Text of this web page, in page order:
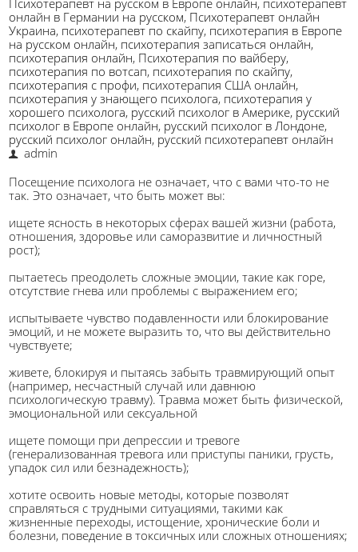
Психотерапевт на русском в Европе онлайн, психотерапевт
онлайн в Германии на русском, Психотерапевт онлайн
Украина, психотерапевт по скайпу, психотерапия в Европе
на русском онлайн, психотерапия записаться онлайн,
психотерапия онлайн, Психотерапия по вайберу,
психотерапия по вотсап, психотерапия по скайпу,
психотерапия с профи, психотерапия США онлайн,
психотерапия у знающего психолога, психотерапия у
хорошего психолога, русский психолог в Америке, русский
психолог в Европе онлайн, русский психолог в Лондоне,
русский психолог онлайн, русский психотерапевт онлайн
admin
Посещение психолога не означает, что с вами что-то не
так. Это означает, что быть может вы:
ищете ясность в некоторых сферах вашей жизни (работа,
отношения, здоровье или саморазвитие и личностный
рост);
пытаетесь преодолеть сложные эмоции, такие как горе,
отсутствие гнева или проблемы с выражением его;
испытываете чувство подавленности или блокирование
эмоций, и не можете выразить то, что вы действительно
чувствуете;
живете, блокируя и пытаясь забыть травмирующий опыт
(например, несчастный случай или давнюю
психологическую травму). Травма может быть физической,
эмоциональной или сексуальной
ищете помощи при депрессии и тревоге
(генерализованная тревога или приступы паники, грусть,
упадок сил или безнадежность);
хотите освоить новые методы, которые позволят
справляться с трудными ситуациями, такими как
жизненные переходы, истощение, хронические боли и
болезни, поведение в токсичных или сложных отношениях;